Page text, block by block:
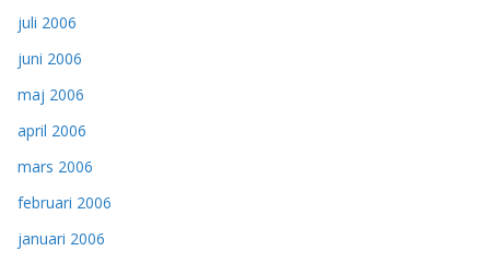
juli 2006
juni 2006
maj 2006
april 2006
mars 2006
februari 2006
januari 2006